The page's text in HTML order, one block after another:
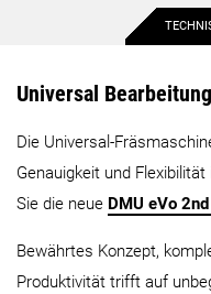
Max. Verfahrweg Y-Achse
Max. Verfahrweg Z-Achse
Max. Werkstückdurchmesser
400 mm
375 mm
450 mm
Universal
Die Universal-
Genauigkeit und
Sie die neue DMU eVo
Bewährtes Konzept,
Produktivität trifft auf